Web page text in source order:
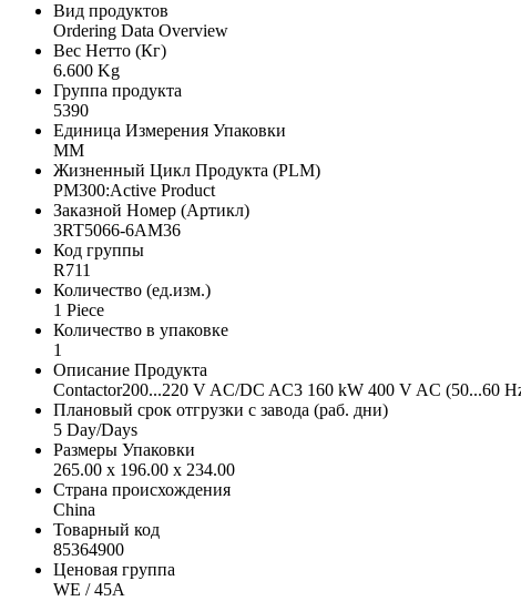
Вид продуктов
Ordering Data Overview
Вес Нетто (Кг)
6.600 Kg
Группа продукта
5390
Единица Измерения Упаковки
MM
Жизненный Цикл Продукта (PLM)
PM300:Active Product
Заказной Номер (Артикл)
3RT5066-6AM36
Код группы
R711
Количество (ед.изм.)
1 Piece
Количество в упаковке
1
Описание Продукта
Contactor200...220 V AC/DC AC3 160 kW 400 V AC (50...60
Плановый срок отгрузки с завода (раб. дни)
5 Day/Days
Размеры Упаковки
265.00 x 196.00 x 234.00
Страна происхождения
China
Товарный код
85364900
Ценовая группа
WE / 45A